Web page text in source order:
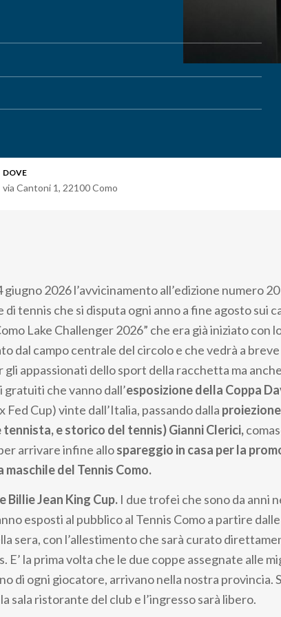
DOVE
via Cantoni 1, 22100Como
giugno 2026 l’avvicinamento all’edizione numero
tennis che si disputa ogni anno a fine agosto sui
Lake Challenger 2026” che era già iniziato con
dal campo centrale del circolo e che vedrà a
gli appassionati dello sport della racchetta ma
che vanno dall’esposizione della Coppa
Fed Cup) vinte dall’Italia, passando dalla
e storico del tennis) Gianni Clerici,
arrivare infine allospareggio in casa per la
maschile del Tennis Como.
Billie Jean King Cup. I due trofei che sono da anni
esposti al pubblico al Tennis Como a partire
sera, con l’allestimento che sarà curato
E’ la prima volta che le due coppe assegnate alle
di ogni giocatore, arrivano nella nostra provincia.
sala ristorante del club e l’ingresso sarà libero.